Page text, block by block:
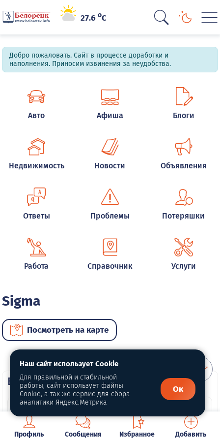
27.6oC
Добро пожаловать. Сайт в процессе доработки и
наполнения. Приносим извинения за неудобства.
Авто Афиша Блоги
Недвижимость Новости Объявления
Ответы Проблемы Потеряшки
Работа Справочник Услуги
Sigma
Посмотреть на карте
ВИП автомобили
Профиль Сообщения Избранное Добавить
Наш сайт использует Cookie
Для правильной и стабильной
работы, сайт использует файлы
Cookie, а так же сервис для сбора
аналитики Яндекс.Метрика
Ок